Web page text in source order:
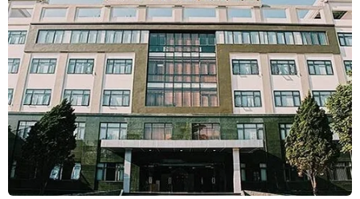
chăm sóc sắc đẹp
18/02/2026 12:05
Makeup nhanh 10 phút cho những
ngày Tết luôn tươi tắn và tự tin
18/02/2026 01:04